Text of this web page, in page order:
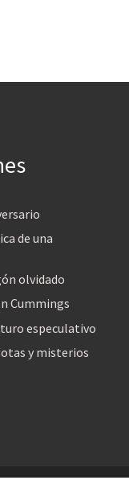
de una
olvidado
Cummings
especulativo
y misterios